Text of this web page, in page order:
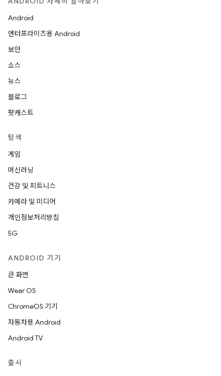
Android
엔터프라이즈용 Android
보안
소스
뉴스
블로그
팟캐스트
탐색
게임
머신러닝
건강 및 피트니스
카메라 및 미디어
개인정보처리방침
5G
ANDROID 기기
큰 화면
Wear OS
ChromeOS 기기
자동차용 Android
Android TV
출시